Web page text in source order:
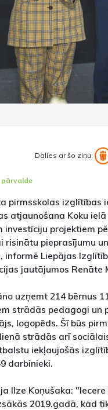
Dalies ar šo ziņu:
pirmsskolas izglītības
atjaunošana Koku ielā
projektiem
risinātu pieprasījumu
informē Liepājas
jautājumos Renāte
uzņemt 214 bērnus
strādās pedagogi un
logopēds. Šī būs
strādās arī
iekļaujošās
darbinieki.
Ilze Koņušaka:
2019.gadā, kad